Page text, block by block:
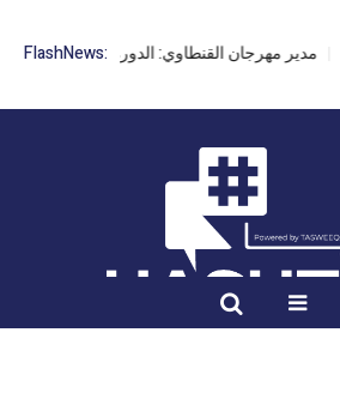
FlashNews:مدير مهرجان القنطاوي: الدورة 42 مهددة بسبب تأخر التراخيص